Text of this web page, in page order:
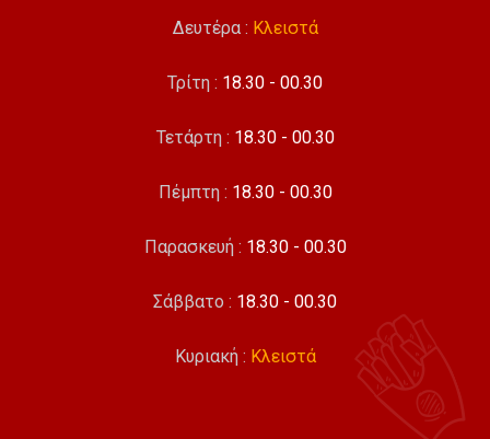
Δευτέρα : Κλειστά
Τρίτη : 18.30 - 00.30
Τετάρτη : 18.30 - 00.30
Πέμπτη : 18.30 - 00.30
Παρασκευή : 18.30 - 00.30
Σάββατο : 18.30 - 00.30
Κυριακή : Κλειστά